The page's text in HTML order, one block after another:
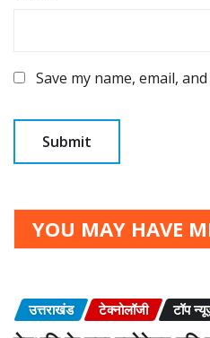
Save my name, email,
YOU MAY HAVE
उत्तराखंड टेक्नोलॉजी टॉप